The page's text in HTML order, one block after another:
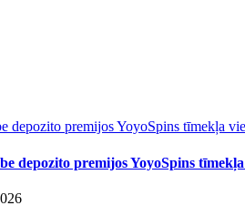
depozito premijos YoyoSpins tīmekļa
depozito premijos YoyoSpins